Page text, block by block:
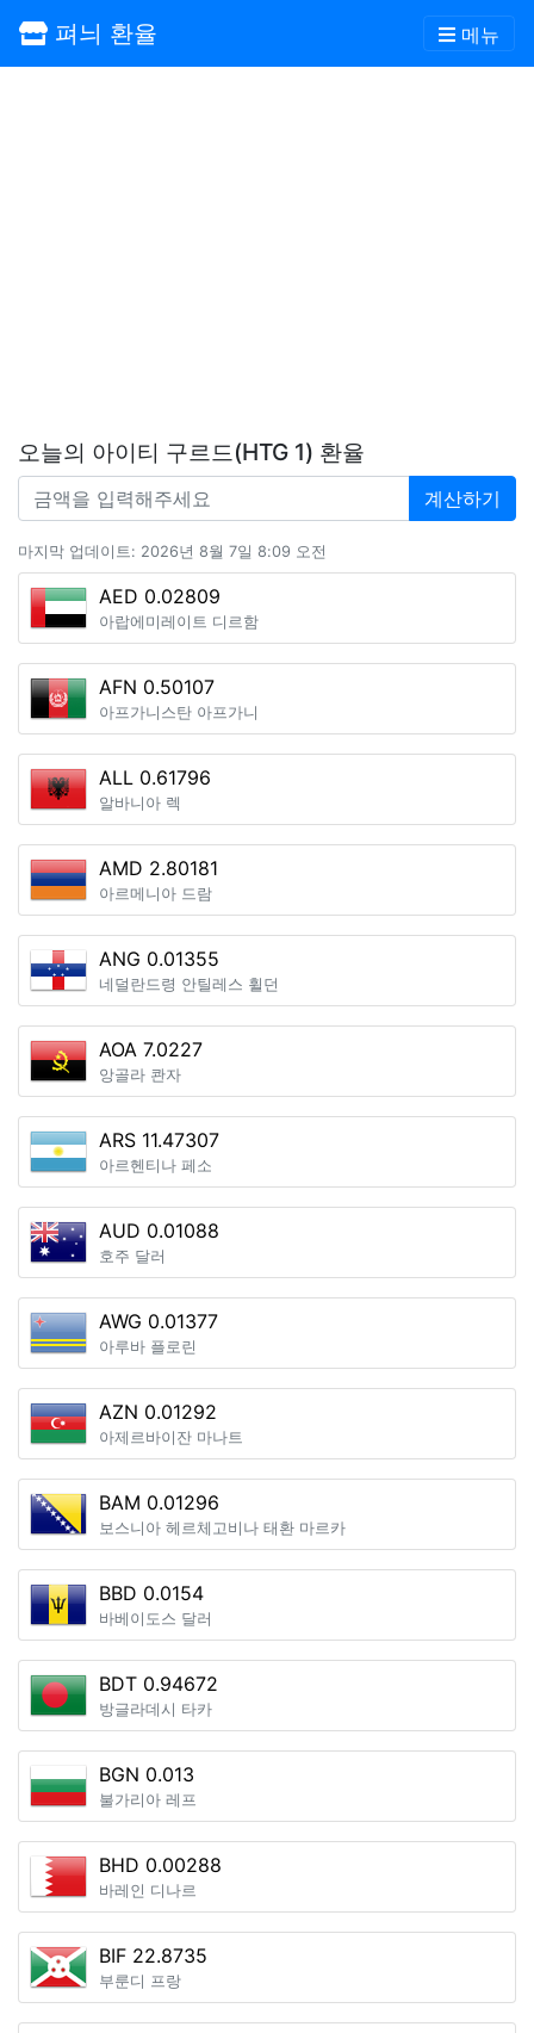
펴늬 환율 메뉴
오늘의 아이티 구르드(HTG 1) 환율
계산하기
마지막 업데이트: 2026년 8월 7일 8:09 오전
AED 0.02809
아랍에미레이트 디르함
AFN 0.50107
아프가니스탄 아프가니
ALL 0.61796
알바니아 렉
AMD 2.80181
아르메니아 드람
ANG 0.01355
네덜란드령 안틸레스 휠던
AOA 7.0227
앙골라 콴자
ARS 11.47307
아르헨티나 페소
AUD 0.01088
호주 달러
AWG 0.01377
아루바 플로린
AZN 0.01292
아제르바이잔 마나트
BAM 0.01296
보스니아 헤르체고비나 태환 마르카
BBD 0.0154
바베이도스 달러
BDT 0.94672
방글라데시 타카
BGN 0.013
불가리아 레프
BHD 0.00288
바레인 디나르
BIF 22.8735
부룬디 프랑